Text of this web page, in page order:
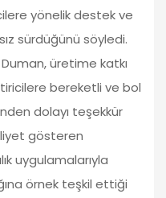
yönelik destek ve
sürdüğünü söyledi.
üretime katkı
bereketli ve bol
dolayı teşekkür
gösteren
uygulamalarıyla
örnek teşkil ettiği